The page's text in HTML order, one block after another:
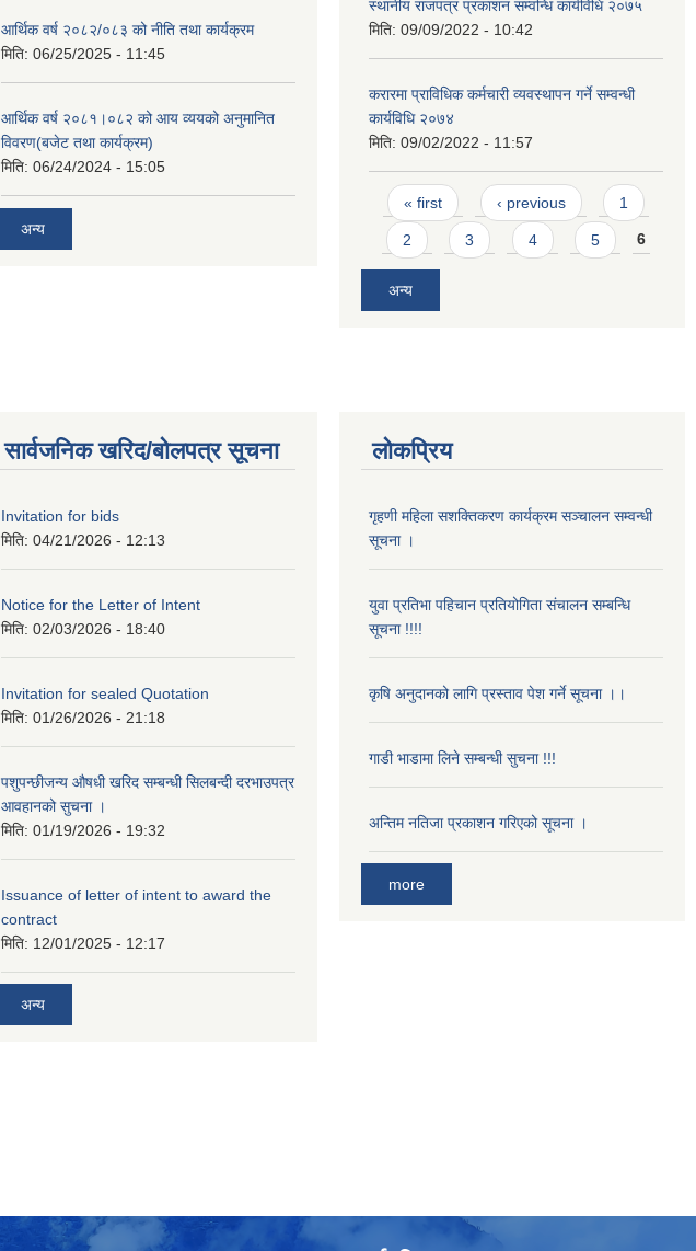
आर्थिक वर्ष २०८२/०८३ को नीति तथा कार्यक्रम
मिति: 06/25/2025 - 11:45
आर्थिक वर्ष २०८१।०८२ को आय व्ययको अनुमानित
विवरण(बजेट तथा कार्यक्रम)
मिति: 06/24/2024 - 15:05
अन्य
स्थानीय राजपत्र प्रकाशन सम्वन्धि कार्यविधि २०७५
मिति: 09/09/2022 - 10:42
करारमा प्राविधिक कर्मचारी व्यवस्थापन गर्ने सम्वन्धी
कार्यविधि २०७४
मिति: 09/02/2022 - 11:57
Pages
« first ‹ previous 1
2 3 4 5 6
अन्य
सार्वजनिक खरिद/बोलपत्र सूचना
Invitation for bids
मिति: 04/21/2026 - 12:13
Notice for the Letter of Intent
मिति: 02/03/2026 - 18:40
Invitation for sealed Quotation
मिति: 01/26/2026 - 21:18
पशुपन्छीजन्य औषधी खरिद सम्बन्धी सिलबन्दी दरभाउपत्र
आवहानको सुचना ।
मिति: 01/19/2026 - 19:32
Issuance of letter of intent to award the
contract
मिति: 12/01/2025 - 12:17
अन्य
लोकप्रिय
गृहणी महिला सशक्तिकरण कार्यक्रम सञ्चालन सम्वन्धी
सूचना ।
युवा प्रतिभा पहिचान प्रतियोगिता संचालन सम्बन्धि
सूचना !!!!
कृषि अनुदानको लागि प्रस्ताव पेश गर्ने सूचना ।।
गाडी भाडामा लिने सम्बन्धी सुचना !!!
अन्तिम नतिजा प्रकाशन गरिएको सूचना ।
more